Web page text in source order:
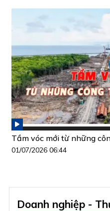
Tầm vóc mới từ những
01/07/2026 06:44
Doanh nghiệp -